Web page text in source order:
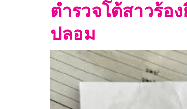
ตำรวจโต้สาวร้อ
ปลอม